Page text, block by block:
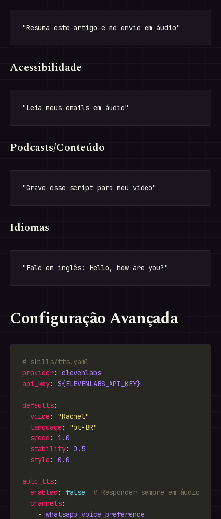
Acessibilidade
Podcasts/Conteúdo
Idiomas
Configuração Avançada
# skills/tts.yaml
provider: elevenlabs
api_key: ${ELEVENLABS_API_KEY}
defaults
voice : "Rachel"
language : "pt-BR"
speed : 1.0
stability: 0.5
style : 0.0
auto_tts
enabled : false
# Responder sempre em áudio
channels
    -
whatsapp_voice_preference